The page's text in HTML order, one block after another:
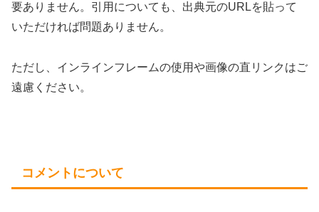
要ありません。引用についても、出典元のURLを貼って
いただければ問題ありません。
ただし、インラインフレームの使用や画像の直リンクはご
遠慮ください。
コメントについて